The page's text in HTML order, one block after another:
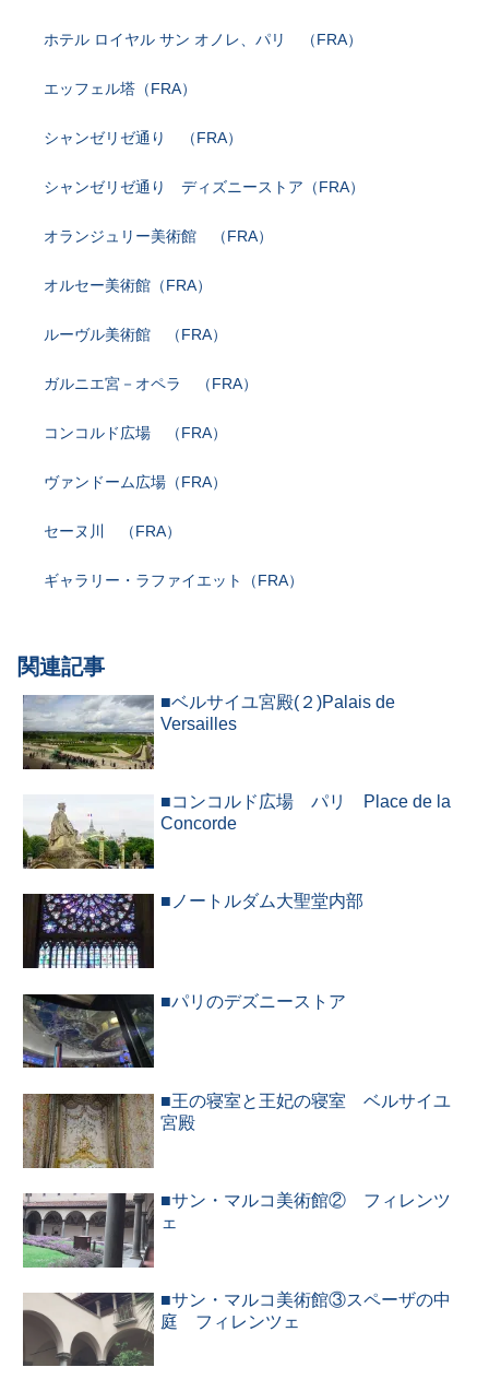
ホテル ロイヤル サン オノレ、パリ （FRA）
エッフェル塔（FRA）
シャンゼリゼ通り （FRA）
シャンゼリゼ通り ディズニーストア（FRA）
オランジュリー美術館 （FRA）
オルセー美術館（FRA）
ルーヴル美術館 （FRA）
ガルニエ宮－オペラ （FRA）
コンコルド広場 （FRA）
ヴァンドーム広場（FRA）
セーヌ川 （FRA）
ギャラリー・ラファイエット（FRA）
関連記事
■ベルサイユ宮殿(２)Palais de
Versailles
■コンコルド広場 パリ Place de la
Concorde
■ノートルダム大聖堂内部
■パリのデズニーストア
■王の寝室と王妃の寝室 ベルサイユ
宮殿
■サン・マルコ美術館② フィレンツ
ェ
■サン・マルコ美術館③スペーザの中
庭 フィレンツェ